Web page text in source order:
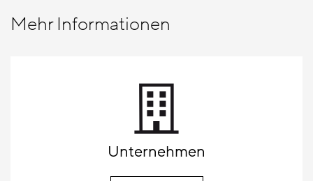
Mehr Informationen
Unternehmen